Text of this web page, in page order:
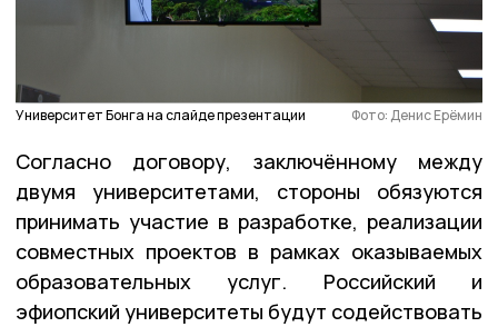
Университет Бонга на слайде презентации Фото: Денис Ерёмин
Согласно договору, заключённому между
двумя университетами, стороны обязуются
принимать участие в разработке, реализации
совместных проектов в рамках оказываемых
образовательных услуг. Российский и
эфиопский университеты будут содействовать